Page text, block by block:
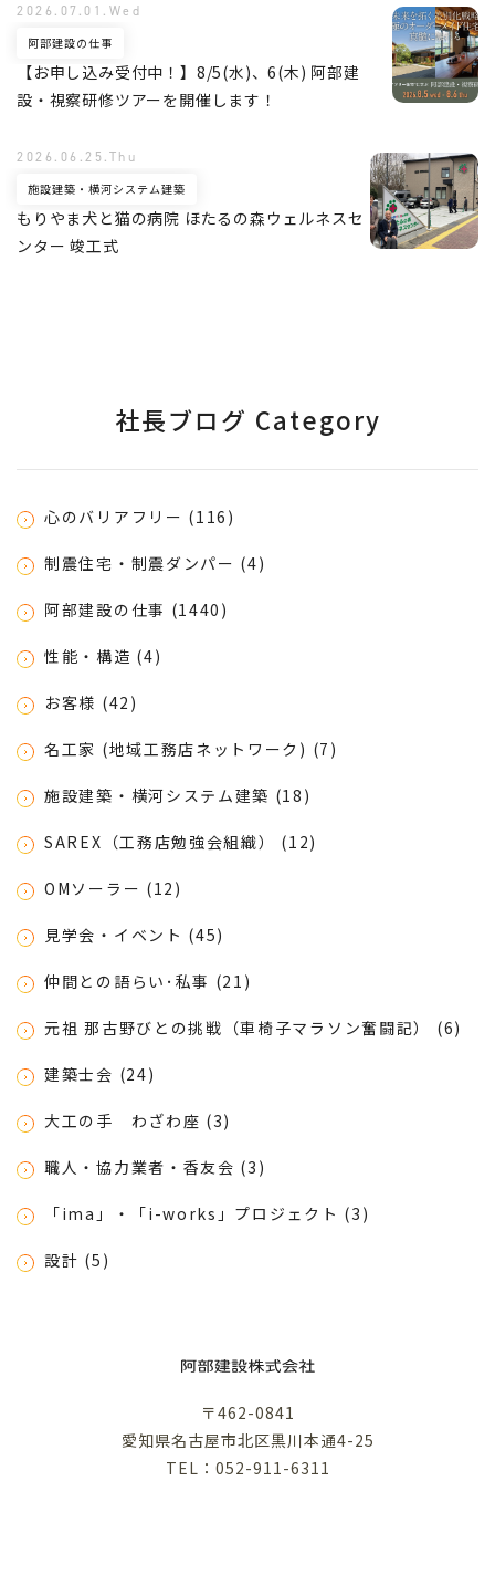
【お申し込み受付中！】8/5(水)、6(木) 阿部建
設・視察研修ツアーを開催します！
阿部建設の仕事
2026.07.01.Wed
もりやま犬と猫の病院 ほたるの森ウェルネスセ
ンター 竣工式
施設建築・横河システム建築
2026.06.25.Thu
社長ブログ Category
心のバリアフリー (116)
制震住宅・制震ダンパー (4)
阿部建設の仕事 (1440)
性能・構造 (4)
お客様 (42)
名工家 (地域工務店ネットワーク) (7)
施設建築・横河システム建築 (18)
SAREX（工務店勉強会組織） (12)
OMソーラー (12)
見学会・イベント (45)
仲間との語らい･私事 (21)
元祖 那古野びとの挑戦（車椅子マラソン奮闘記） (6)
建築士会 (24)
大工の手 わざわ座 (3)
職人・協力業者・香友会 (3)
「ima」・「i-works」プロジェクト (3)
設計 (5)
〒462-0841
愛知県名古屋市北区黒川本通4-25
TEL：052-911-6311